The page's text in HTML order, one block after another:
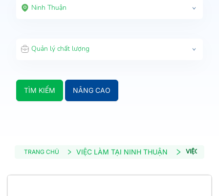
Ninh Thuận
Quản lý chất lượng
TÌM KIẾM NÂNG CAO
TRANG CHỦ VIỆC LÀM TẠI NINH THUẬN VIỆC LÀM